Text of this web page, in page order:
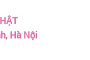
Hà Nội